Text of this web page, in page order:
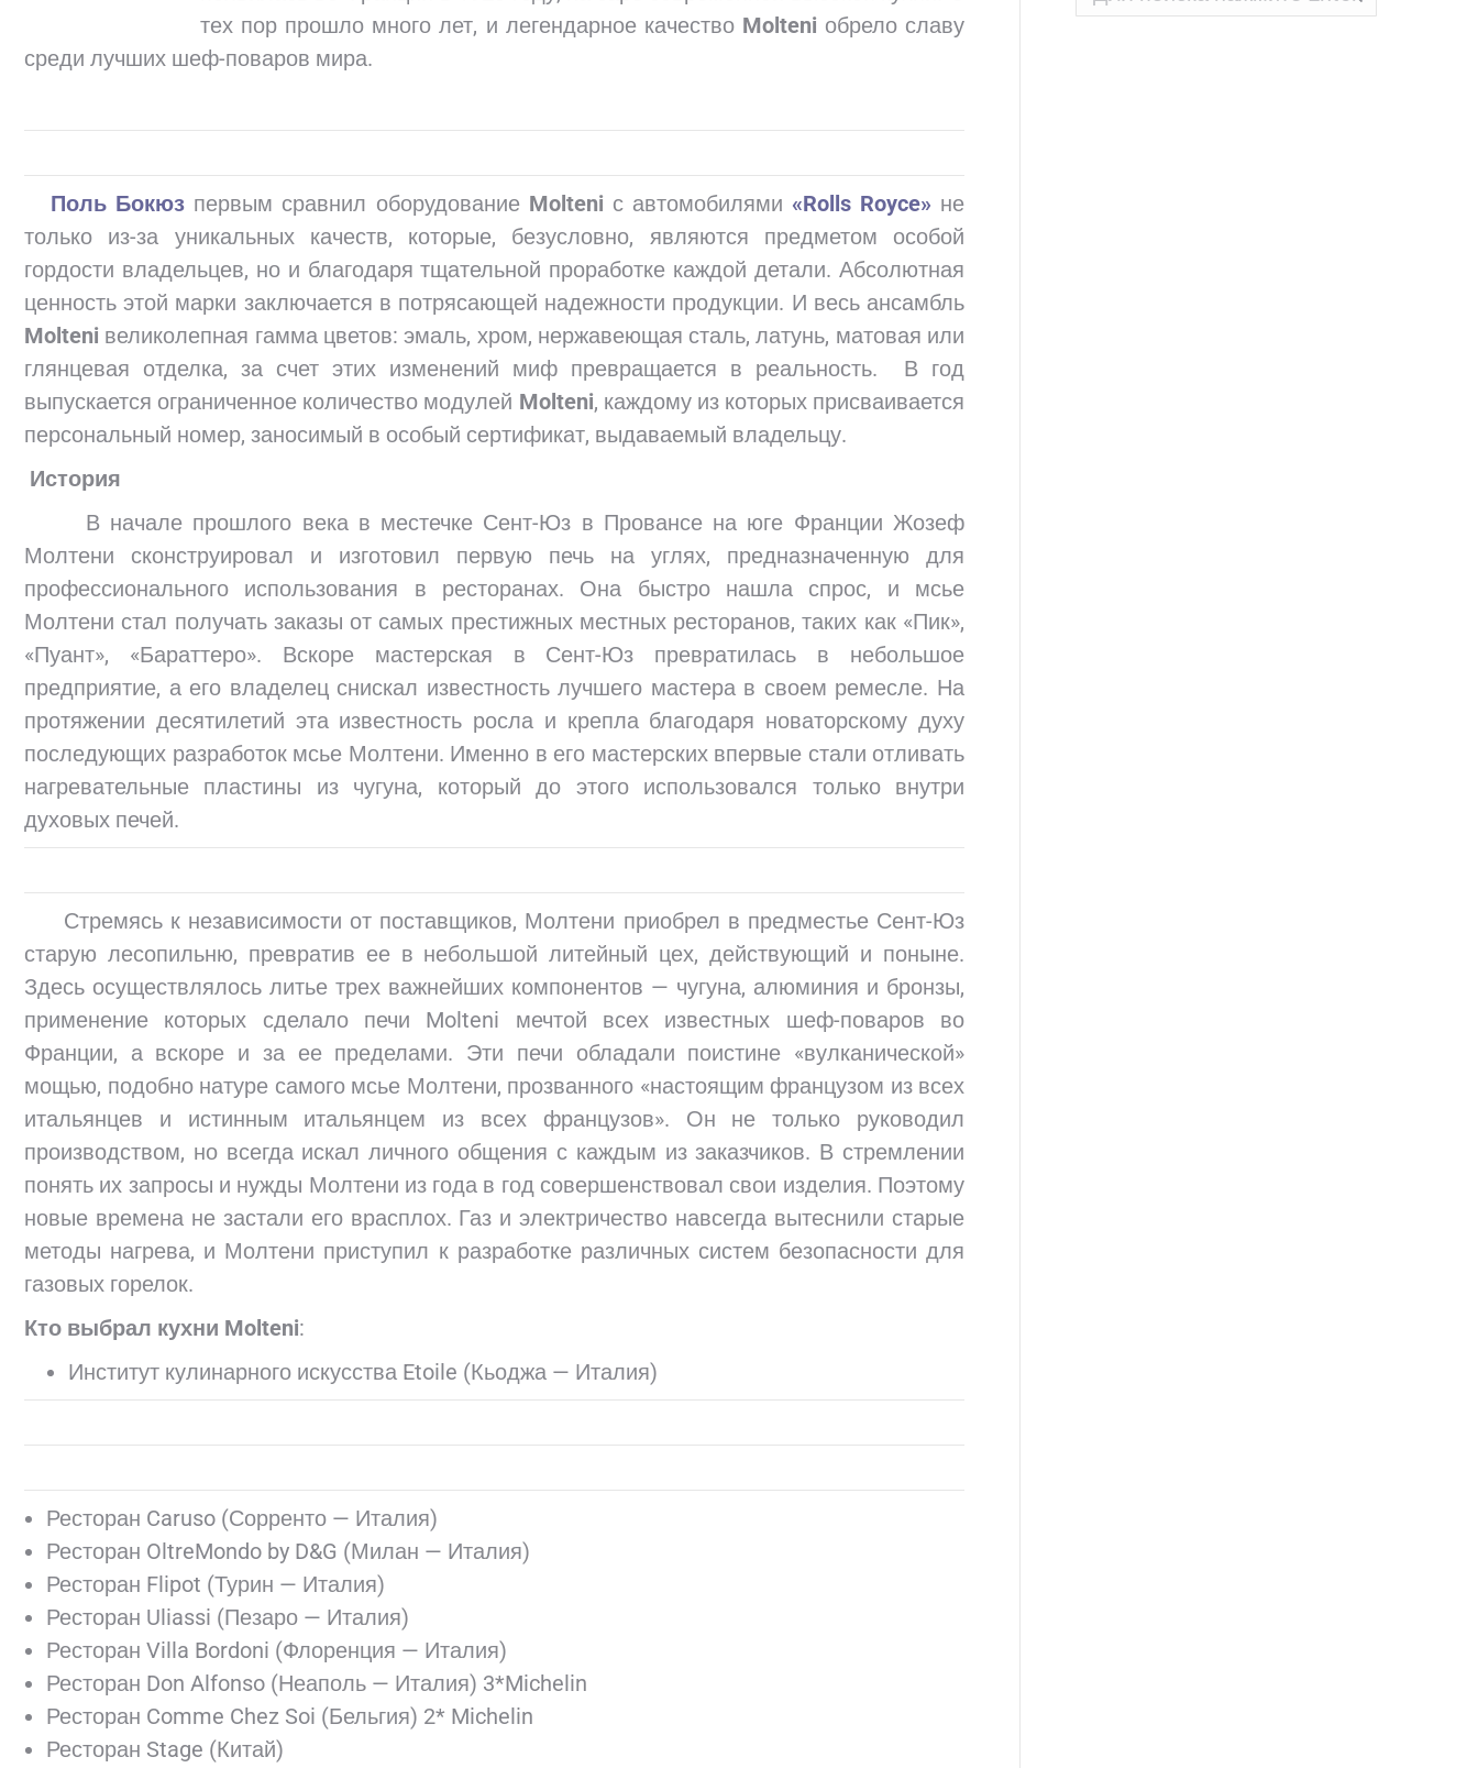
тех пор прошло много лет, и легендарное качество Molteni обрело славу
среди лучших шеф-поваров мира.
Поль Бокюз первым сравнил оборудование Molteni с автомобилями «Rolls Royce» не
только из-за уникальных качеств, которые, безусловно, являются предметом особой
гордости владельцев, но и благодаря тщательной проработке каждой детали. Абсолютная
ценность этой марки заключается в потрясающей надежности продукции. И весь ансамбль
Molteni великолепная гамма цветов: эмаль, хром, нержавеющая сталь, латунь, матовая или
глянцевая отделка, за счет этих изменений миф превращается в реальность. В год
выпускается ограниченное количество модулей Molteni, каждому из которых присваивается
персональный номер, заносимый в особый сертификат, выдаваемый владельцу.
История
В начале прошлого века в местечке Сент-Юз в Провансе на юге Франции Жозеф
Молтени сконструировал и изготовил первую печь на углях, предназначенную для
профессионального использования в ресторанах. Она быстро нашла спрос, и мсье
Молтени стал получать заказы от самых престижных местных ресторанов, таких как «Пик»,
«Пуант», «Бараттеро». Вскоре мастерская в Сент-Юз превратилась в небольшое
предприятие, а его владелец снискал известность лучшего мастера в своем ремесле. На
протяжении десятилетий эта известность росла и крепла благодаря новаторскому духу
последующих разработок мсье Молтени. Именно в его мастерских впервые стали отливать
нагревательные пластины из чугуна, который до этого использовался только внутри
духовых печей.
Стремясь к независимости от поставщиков, Молтени приобрел в предместье Сент-Юз
старую лесопильню, превратив ее в небольшой литейный цех, действующий и поныне.
Здесь осуществлялось литье трех важнейших компонентов — чугуна, алюминия и бронзы,
применение которых сделало печи Molteni мечтой всех известных шеф-поваров во
Франции, а вскоре и за ее пределами. Эти печи обладали поистине «вулканической»
мощью, подобно натуре самого мсье Молтени, прозванного «настоящим французом из всех
итальянцев и истинным итальянцем из всех французов». Он не только руководил
производством, но всегда искал личного общения с каждым из заказчиков. В стремлении
понять их запросы и нужды Молтени из года в год совершенствовал свои изделия. Поэтому
новые времена не застали его врасплох. Газ и электричество навсегда вытеснили старые
методы нагрева, и Молтени приступил к разработке различных систем безопасности для
газовых горелок.
Кто выбрал кухни Molteni:
Институт кулинарного искусства Etoile (Кьоджа — Италия)
Ресторан Caruso (Сорренто — Италия)
Ресторан OltreMondo by D&G (Милан — Италия)
Ресторан Flipot (Турин — Италия)
Ресторан Uliassi (Пезаро — Италия)
Ресторан Villa Bordoni (Флоренция — Италия)
Ресторан Don Alfonso (Неаполь — Италия) 3*Michelin
Ресторан Comme Chez Soi (Бельгия) 2* Michelin
Ресторан Stage (Китай)